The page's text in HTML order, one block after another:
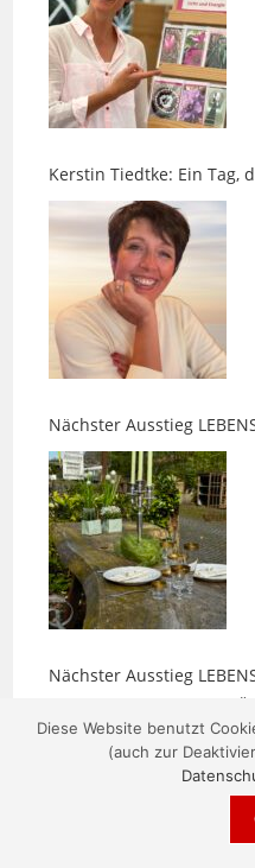
Kerstin Tiedtke: Ein Tag,
Nächster Ausstieg
Nächster Ausstieg
Diese Website benutzt
(auch zur